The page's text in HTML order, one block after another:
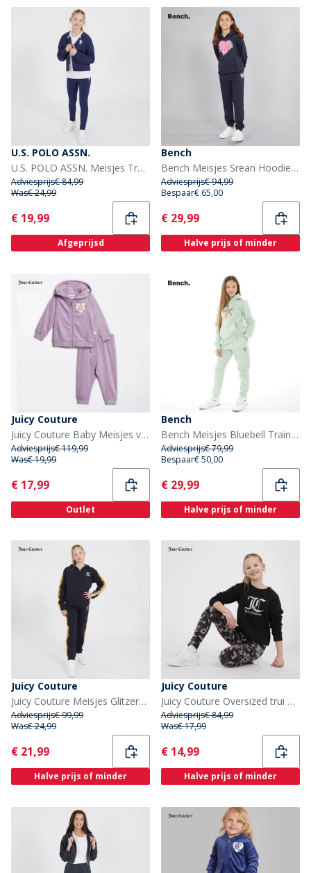
U.S. POLO ASSN.
U.S. POLO ASSN. Meisjes Trainingspakken Blauw
Adviesprijs€ 84,99
Was€ 24,99
Current
€ 19,99
Afgeprijsd
Bench
Bench Meisjes Srean Hoodie En Joggingbroek Trainingspak Marineblauw
Adviesprijs€ 94,99
Bespaar€ 65,00
Current
€ 29,99
Halve prijs of minder
Juicy Couture
Juicy Couture Baby Meisjes velours trainingspak Lavenula
Adviesprijs€ 119,99
Was€ 19,99
Current
€ 17,99
Outlet
Bench
Bench Meisjes Bluebell Trainingspak Salie
Adviesprijs€ 79,99
Bespaar€ 50,00
Current
€ 29,99
Halve prijs of minder
Juicy Couture
Juicy Couture Meisjes Glitzervoetbal Streep Rits Trainingspak Set Nachtlucht
Adviesprijs€ 99,99
Was€ 24,99
Current
€ 21,99
Halve prijs of minder
Juicy Couture
Juicy Couture Oversized trui met ronde hals Meisjes en broek met abstracte print - Trainingspakset zwart
Adviesprijs€ 84,99
Was€ 17,99
Current
€ 14,99
Halve prijs of minder